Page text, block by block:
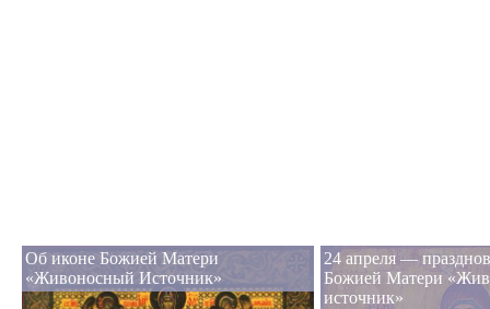
Об иконе Божией Матери
«Живоносный Источник»
24 апреля —
Божией Матери
источник»